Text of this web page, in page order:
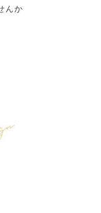
んか